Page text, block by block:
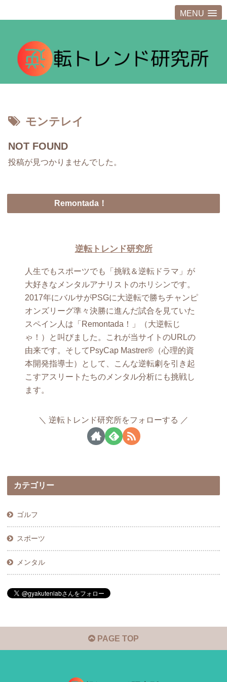
MENU
モンテレイ
NOT FOUND
投稿が見つかりませんでした。
Remontada！
逆転トレンド研究所
人生でもスポーツでも「挑戦＆逆転ドラマ」が
大好きなメンタルアナリストのホリシンです。
2017年にバルサがPSGに大逆転で勝ちチャンピ
オンズリーグ準々決勝に進んだ試合を見ていた
スペイン人は「Remontada！」（大逆転じ
ゃ！）と叫びました。これが当サイトのURLの
由来です。そしてPsyCap Mastrer®（心理的資
本開発指導士）として、こんな逆転劇を引き起
こすアスリートたちのメンタル分析にも挑戦し
ます。
逆転トレンド研究所をフォローする
カテゴリー
ゴルフ
スポーツ
メンタル
PAGE TOP